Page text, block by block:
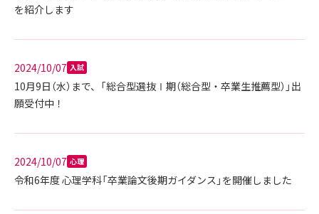
を紹介します
2024/10/07 入試
10月9日（水）まで、「総合型選抜Ⅰ期（総合型・卒業生推薦型）」出
願受付中！
2024/10/07 心理
令和6年度 心理学科「卒業論文後期ガイダンス」を開催しました